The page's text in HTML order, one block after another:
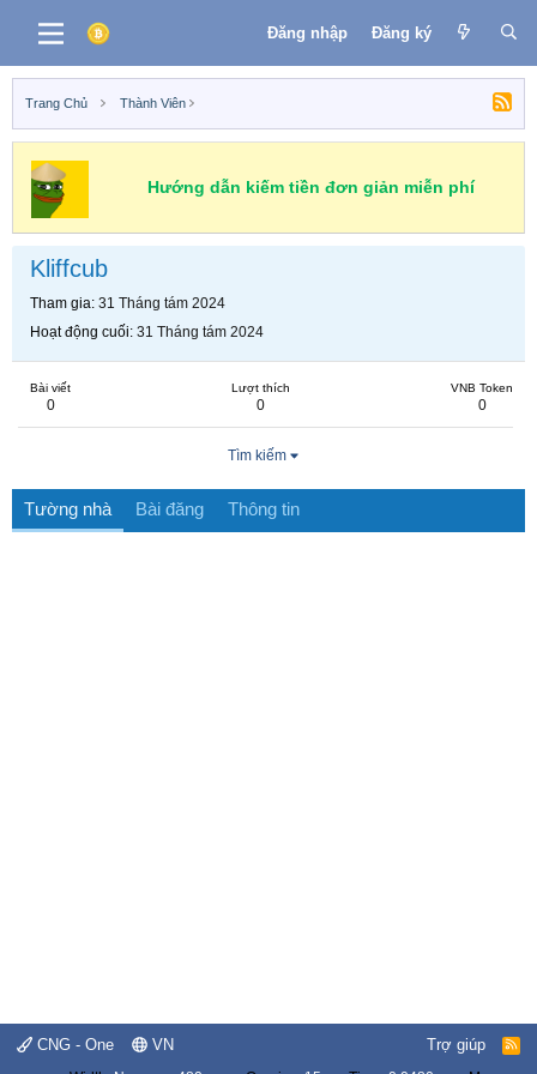
Đăng nhập Đăng ký
Trang Chủ Thành Viên
Hướng dẫn kiếm tiền đơn giản miễn phí
Kliffcub
Tham gia 31 Tháng tám 2024
Hoạt động cuối 31 Tháng tám 2024
Bài viết
0
Lượt thích
0
VNB Token
0
Tìm kiếm
Tường nhà Bài đăng Thông tin
CNG - One VN Trợ giúp
R